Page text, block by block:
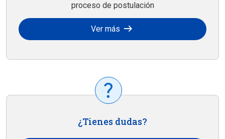
proceso de postulación
Ver más arrow_right_alt
¿Tienes dudas?